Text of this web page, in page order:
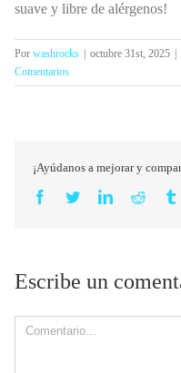
suave y libre de alérgenos!
Por washrocks octubre 31st, 2025
Comentarios
¡Ayúdanos a mejorar y
Facebook
TwitterLinkedinReddit
Escribe un
Comment